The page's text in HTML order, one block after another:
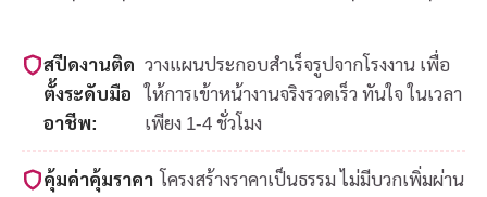
สปีดงานติด
ตั้งระดับมือ
อาชีพ:
วางแผนประกอบสำเร็จรูปจากโรงงาน เพื่อ
ให้การเข้าหน้างานจริงรวดเร็ว ทันใจ ในเวลา
เพียง 1-4 ชั่วโมง
คุ้มค่าคุ้มราคา โครงสร้างราคาเป็นธรรม ไม่มีบวกเพิ่มผ่าน